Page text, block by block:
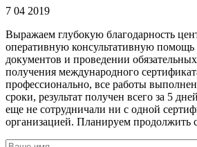
7 04 2019
Выражаем глубокую благодарность
оперативную консультативную помощь
документов и проведении
получения международного
профессионально, все работы
сроки, результат получен всего за 5
еще не сотрудничали ни с одной
организацией. Планируем продолжить